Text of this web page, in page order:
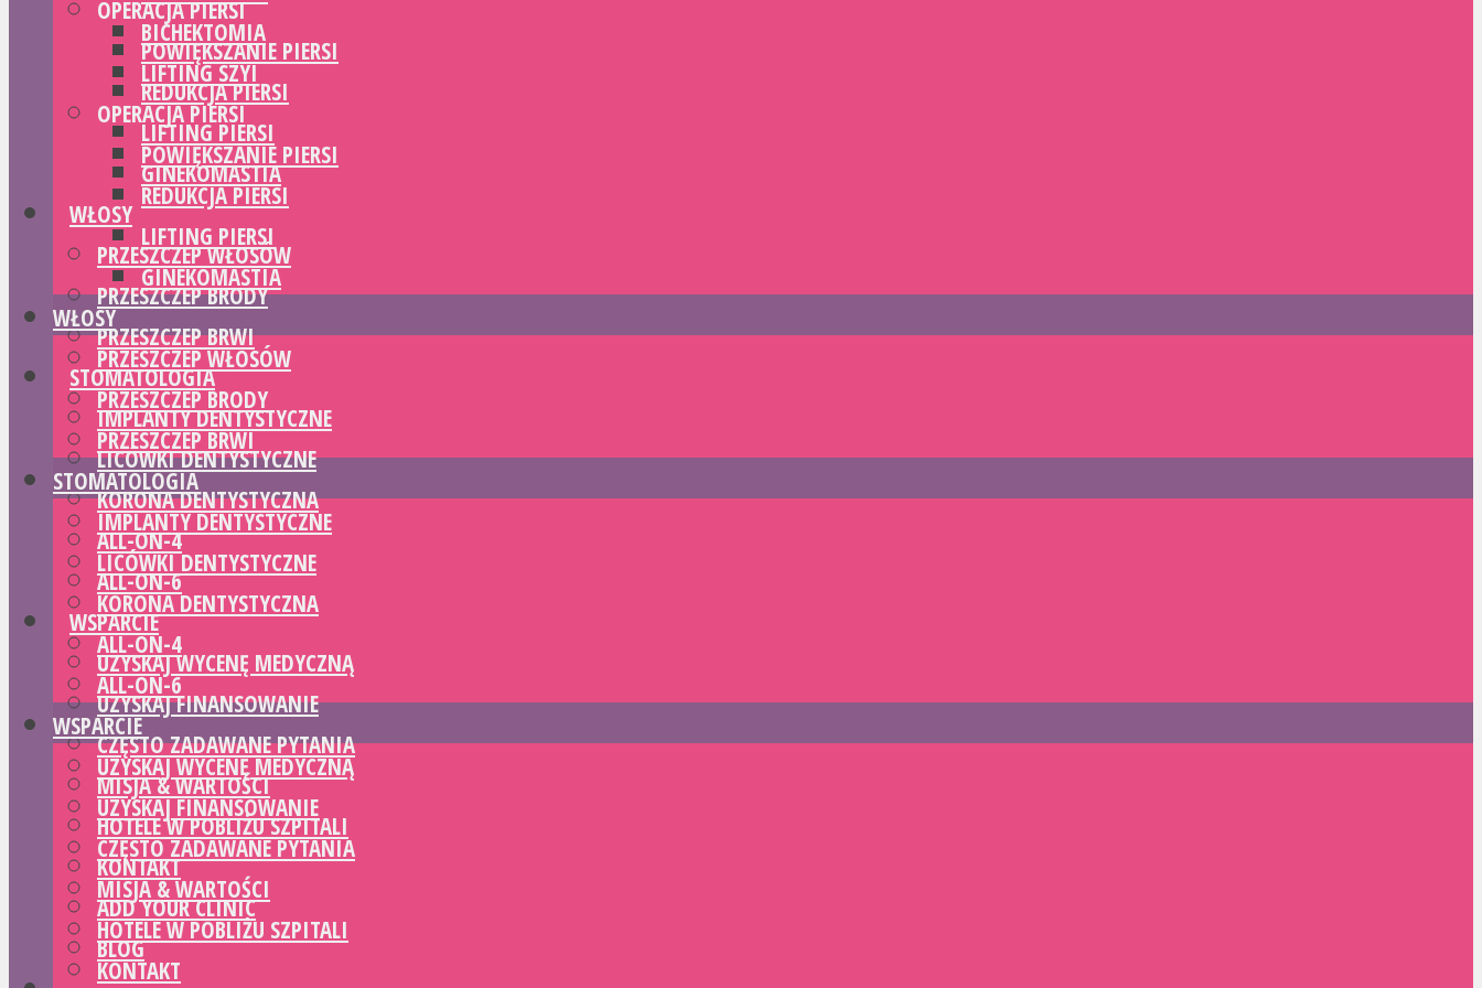
OPERACJA PIERSI
POWIĘKSZANIE PIERSI
REDUKCJA PIERSI
LIFTING PIERSI
GINEKOMASTIA
WŁOSY
PRZESZCZEP WŁOSÓW
PRZESZCZEP BRODY
PRZESZCZEP BRWI
STOMATOLOGIA
IMPLANTY DENTYSTYCZNE
LICÓWKI DENTYSTYCZNE
KORONA DENTYSTYCZNA
ALL-ON-4
ALL-ON-6
WSPARCIE
UZYSKAJ WYCENĘ MEDYCZNĄ
UZYSKAJ FINANSOWANIE
CZĘSTO ZADAWANE PYTANIA
MISJA & WARTOŚCI
HOTELE W POBLIŻU SZPITALI
KONTAKT
ADD YOUR CLINIC
BLOG
BICHEKTOMIA
LIFTING SZYI
OPERACJA PIERSI
POWIĘKSZANIE PIERSI
REDUKCJA PIERSI
LIFTING PIERSI
GINEKOMASTIA
WŁOSY
PRZESZCZEP WŁOSÓW
PRZESZCZEP BRODY
PRZESZCZEP BRWI
STOMATOLOGIA
IMPLANTY DENTYSTYCZNE
LICÓWKI DENTYSTYCZNE
KORONA DENTYSTYCZNA
ALL-ON-4
ALL-ON-6
WSPARCIE
UZYSKAJ WYCENĘ MEDYCZNĄ
UZYSKAJ FINANSOWANIE
CZĘSTO ZADAWANE PYTANIA
MISJA & WARTOŚCI
HOTELE W POBLIŻU SZPITALI
KONTAKT